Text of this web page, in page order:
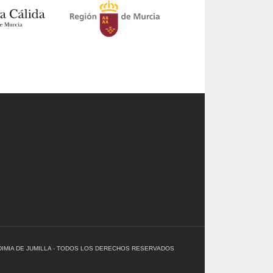
DE JUMILLA - TODOS LOS DERECHOS RESERVADOS